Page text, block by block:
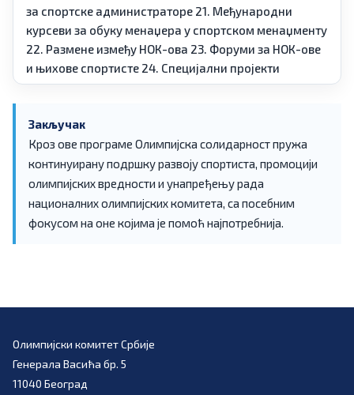
за спортске администраторе 21. Међународни
курсеви за обуку менаџера у спортском менаџменту
22. Размене између НОК-ова 23. Форуми за НОК-ове
и њихове спортисте 24. Специјални пројекти
Закључак
Кроз ове програме Олимпијска солидарност пружа
континуирану подршку развоју спортиста, промоцији
олимпијских вредности и унапређењу рада
националних олимпијских комитета, са посебним
фокусом на оне којима је помоћ најпотребнија.
Олимпијски комитет Србије
Генерала Васића бр. 5
11040 Београд